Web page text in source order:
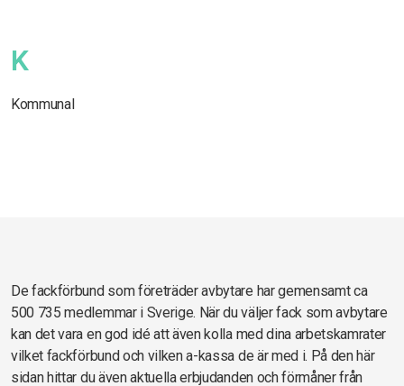
K
Kommunal
De fackförbund som företräder avbytare har gemensamt ca
500 735 medlemmar i Sverige. När du väljer fack som avbytare
kan det vara en god idé att även kolla med dina arbetskamrater
vilket fackförbund och vilken a-kassa de är med i. På den här
sidan hittar du även aktuella erbjudanden och förmåner från